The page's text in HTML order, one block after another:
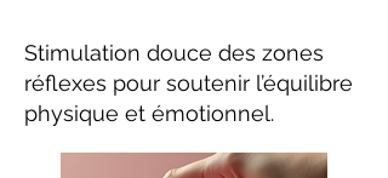
Stimulation douce des zones
réflexes pour soutenir l’équilibre
physique et émotionnel.